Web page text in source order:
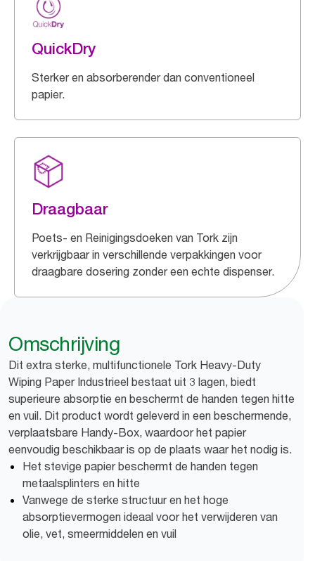
QuickDry
Sterker en absorberender dan conventioneel
papier.
Draagbaar
Poets- en Reinigingsdoeken van Tork zijn
verkrijgbaar in verschillende verpakkingen voor
draagbare dosering zonder een echte dispenser.
Omschrijving
Dit extra sterke, multifunctionele Tork Heavy-Duty
Wiping Paper Industrieel bestaat uit 3 lagen, biedt
superieure absorptie en beschermt de handen tegen hitte
en vuil. Dit product wordt geleverd in een beschermende,
verplaatsbare Handy-Box, waardoor het papier
eenvoudig beschikbaar is op de plaats waar het nodig is.
Het stevige papier beschermt de handen tegen
metaalsplinters en hitte
Vanwege de sterke structuur en het hoge
absorptievermogen ideaal voor het verwijderen van
olie, vet, smeermiddelen en vuil